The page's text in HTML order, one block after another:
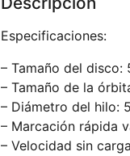
Especificaciones:
– Tamaño del disco:
– Tamaño de la
– Diámetro del hilo:
– Marcación rápida
– Velocidad sin